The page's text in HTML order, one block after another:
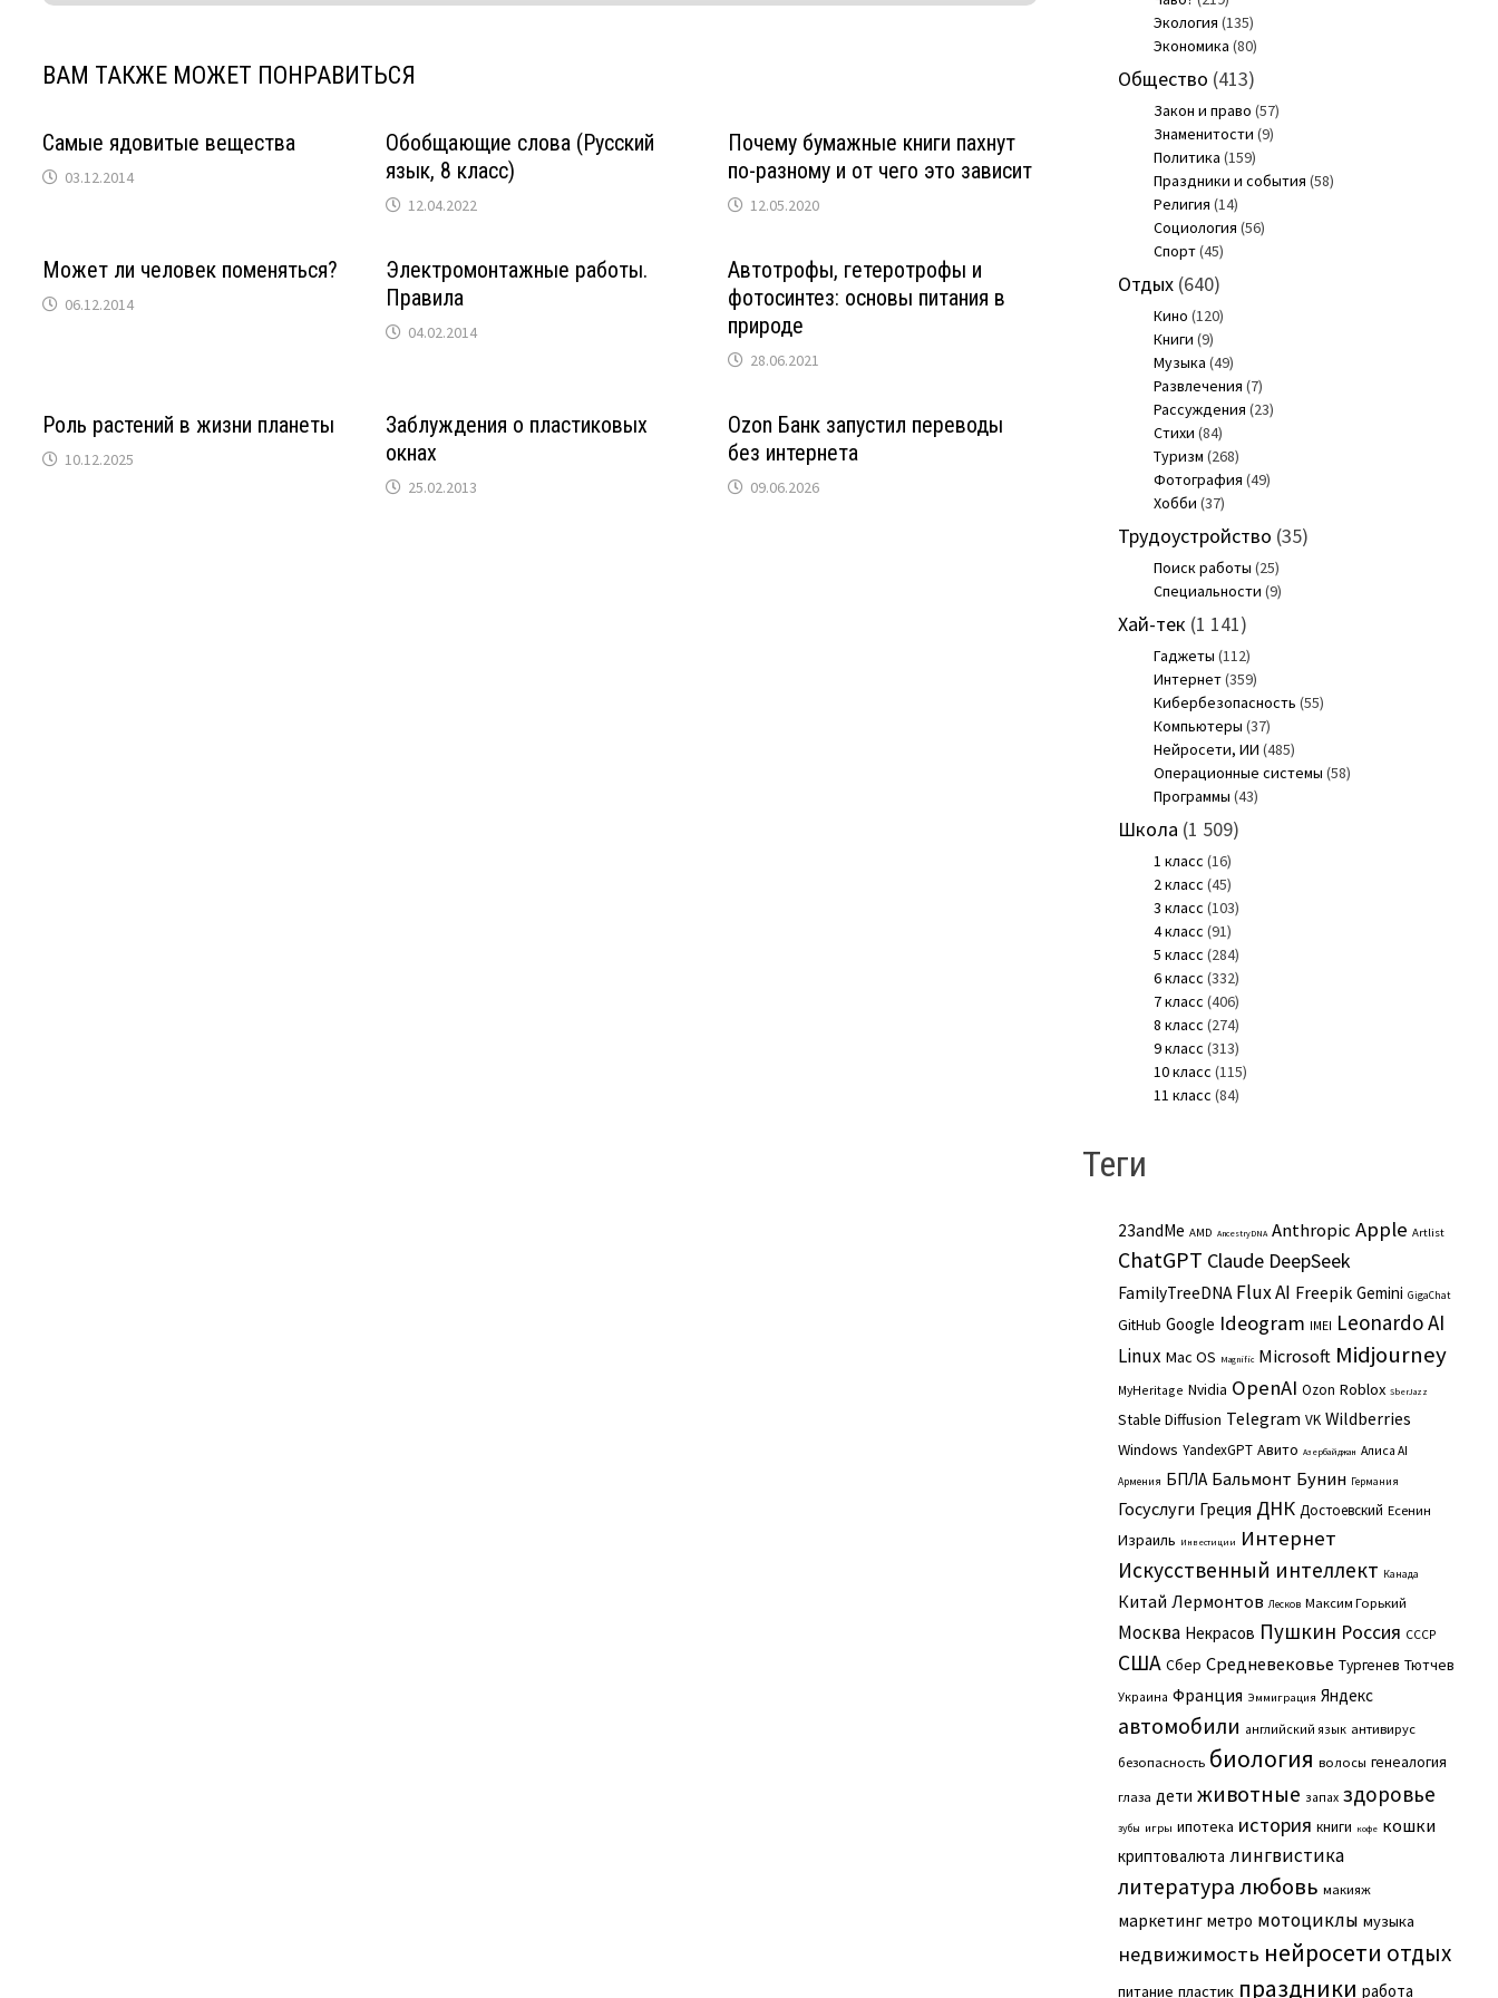
ВАМ ТАКЖЕ МОЖЕТ ПОНРАВИТЬСЯ
Самые ядовитые вещества
03.12.2014
Обобщающие слова (Русский
язык, 8 класс)
12.04.2022
Почему бумажные книги пахнут
по-разному и от чего это зависит
12.05.2020
Может ли человек поменяться?
06.12.2014
Электромонтажные работы.
Правила
04.02.2014
Автотрофы, гетеротрофы и
фотосинтез: основы питания в
природе
28.06.2021
Роль растений в жизни планеты
10.12.2025
Заблуждения о пластиковых
окнах
25.02.2013
Ozon Банк запустил переводы
без интернета
09.06.2026
Экология (135)
Экономика (80)
Общество (413)
Закон и право (57)
Знаменитости (9)
Политика (159)
Праздники и события (58)
Религия (14)
Социология (56)
Спорт(45)
Отдых(640)
Кино (120)
Книги (9)
Музыка (49)
Развлечения (7)
Рассуждения (23)
Стихи (84)
Туризм (268)
Фотография (49)
Хобби (37)
Трудоустройство (35)
Поиск работы (25)
Специальности (9)
Хай-тек (1 141)
Гаджеты (112)
Интернет(359)
Кибербезопасность (55)
Компьютеры (37)
Нейросети, ИИ (485)
Операционные системы (58)
Программы (43)
Школа (1 509)
1 класс (16)
2 класс (45)
3 класс (103)
4 класс (91)
5 класс (284)
6 класс (332)
7 класс (406)
8 класс (274)
9 класс (313)
10 класс (115)
11 класс (84)
Теги
23andMe AMD AncestryDNA Anthropic Apple Artlist
ChatGPT Claude DeepSeek
FamilyTreeDNA Flux AI Freepik Gemini GigaChat
GitHub Google Ideogram IMEI Leonardo AI
Linux Mac OS Magnific Microsoft Midjourney
MyHeritage Nvidia OpenAI Ozon Roblox SberJazz
Stable Diffusion Telegram VK Wildberries
Windows YandexGPT Авито Азербайджан Алиса AI
Армения БПЛА Бальмонт Бунин Германия
Госуслуги Греция ДНК Достоевский Есенин
Израиль Инвестиции Интернет
Искусственный интеллект Канада
Китай Лермонтов Лесков Максим Горький
Москва Некрасов Пушкин Россия СССР
США Сбер Средневековье Тургенев Тютчев
Украина Франция Эммиграция Яндекс
автомобили английский язык антивирус
безопасность биология волосы генеалогия
глаза дети животные запах здоровье
зубы игры ипотека история книги кофе кошки
криптовалюта лингвистика
литература любовь макияж
маркетинг метро мотоциклы музыка
недвижимость нейросети отдых
питание пластик праздники работа